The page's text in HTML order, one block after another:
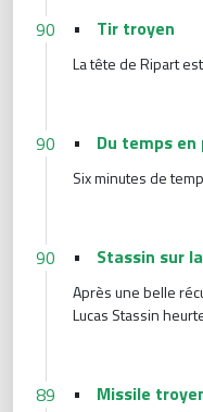
90 • Tir troyen
La tête de Ripart
90 • Du temps en
Six minutes de
90 • Stassin sur
Après une belle
Lucas Stassin
89 • Missile